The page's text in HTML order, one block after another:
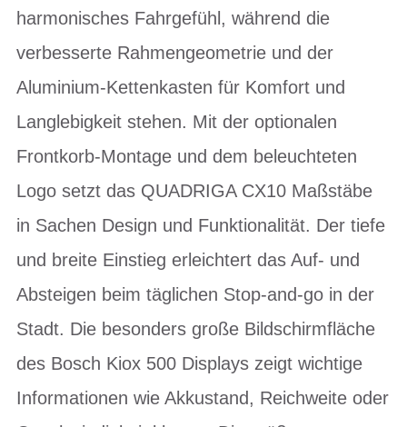
harmonisches Fahrgefühl, während die
verbesserte Rahmengeometrie und der
Aluminium-Kettenkasten für Komfort und
Langlebigkeit stehen. Mit der optionalen
Frontkorb-Montage und dem beleuchteten
Logo setzt das QUADRIGA CX10 Maßstäbe
in Sachen Design und Funktionalität. Der tiefe
und breite Einstieg erleichtert das Auf- und
Absteigen beim täglichen Stop-and-go in der
Stadt. Die besonders große Bildschirmfläche
des Bosch Kiox 500 Displays zeigt wichtige
Informationen wie Akkustand, Reichweite oder